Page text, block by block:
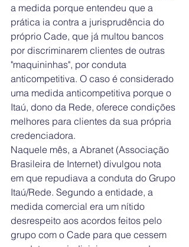
a medida porque entendeu que a
prática ia contra a jurisprudência do
próprio Cade, que já multou bancos
por discriminarem clientes de outras
"maquininhas", por conduta
anticompetitiva. O caso é considerado
uma medida anticompetitiva porque o
Itaú, dono da Rede, oferece condições
melhores para clientes da sua própria
credenciadora.
Naquele mês, a Abranet (Associação
Brasileira de Internet) divulgou nota
em que repudiava a conduta do Grupo
Itaú/Rede. Segundo a entidade, a
medida comercial era um nítido
desrespeito aos acordos feitos pelo
grupo com o Cade para que cessem